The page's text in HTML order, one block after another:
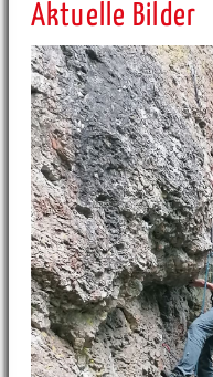
Aktuelle Bilder